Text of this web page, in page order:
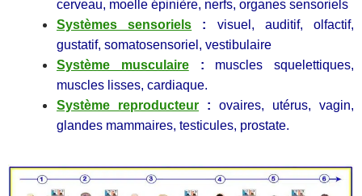
cerveau, moelle épinière, nerfs, organes sensoriels
Systèmes sensoriels : visuel, auditif, olfactif,
gustatif, somatosensoriel, vestibulaire
Système musculaire: muscles squelettiques,
muscles lisses, cardiaque.
Système reproducteur : ovaires, utérus, vagin,
glandes mammaires, testicules, prostate.